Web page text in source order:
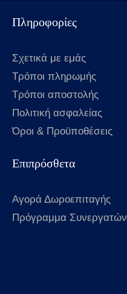
Πληροφορίες
Σχετικά με εμάς
Τρόποι πληρωμής
Τρόποι αποστολής
Πολιτική ασφαλείας
Όροι & Προϋποθέσεις
Επιπρόσθετα
Αγορά Δωροεπιταγής
Πρόγραμμα Συνεργατών